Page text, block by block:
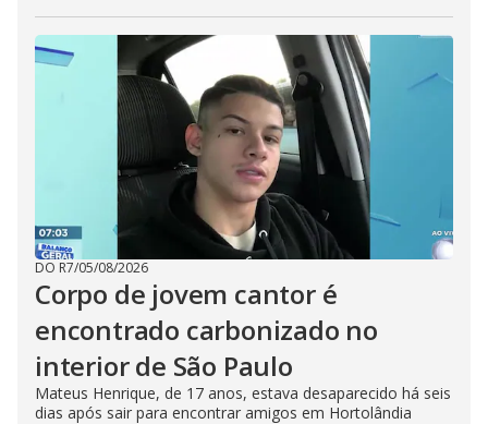
DO R7/05/08/2026
Corpo de jovem cantor é
encontrado carbonizado no
interior de São Paulo
Mateus Henrique, de 17 anos, estava desaparecido há seis
dias após sair para encontrar amigos em Hortolândia